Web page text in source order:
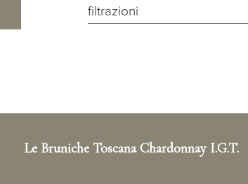
filtrazioni
Le Bruniche Toscana Chardonnay I.G.T.